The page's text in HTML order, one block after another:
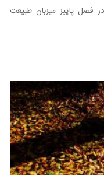
فصل پاییز میزبان طبیعت